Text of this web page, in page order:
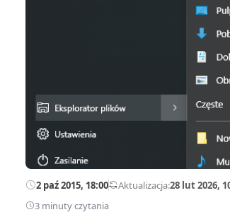
2 paź 2015, 18:00—Aktualizacja:28 lut 2026,
3 minuty czytania